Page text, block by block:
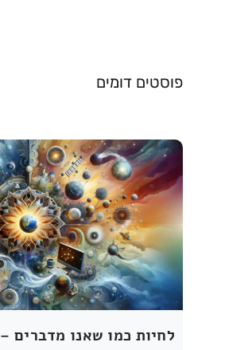
פוסטים דומים
לחיות כמו שאנו מדברים – 19 בדצמבר